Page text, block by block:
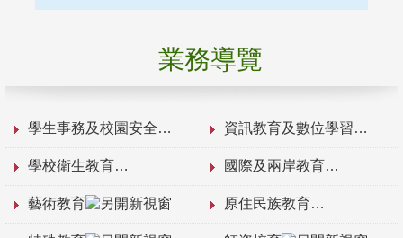
業務導覽
學生事務及校園安全 資訊教育及數位學習
學校衛生教育 國際及兩岸教育
藝術教育 原住民族教育